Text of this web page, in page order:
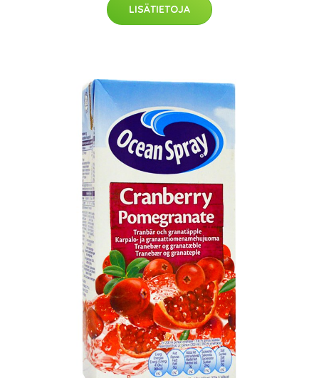
LISÄTIETOJA